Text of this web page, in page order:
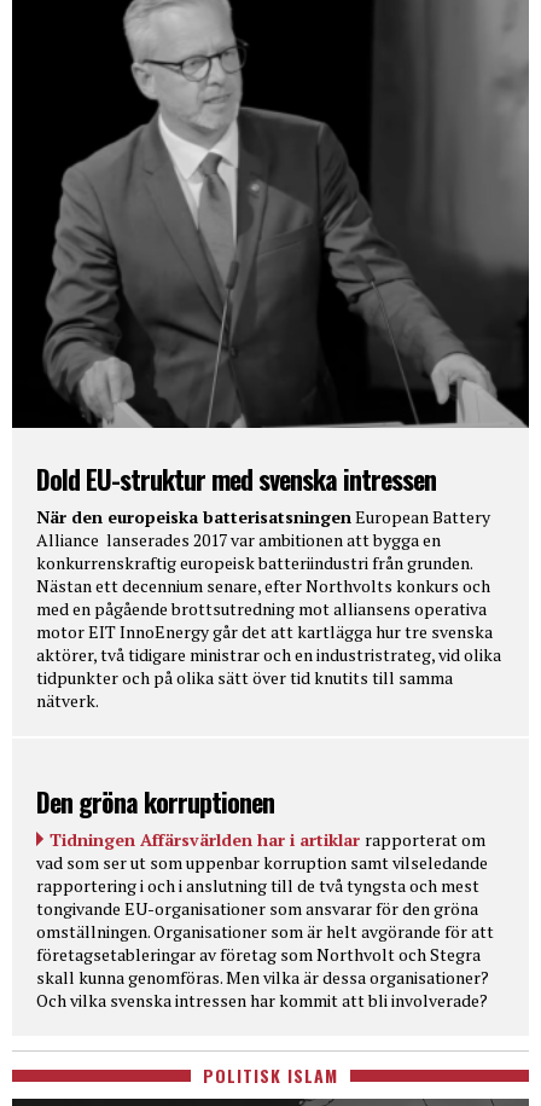
Dold EU-struktur med svenska intressen
När den europeiska batterisatsningen European Battery
Alliance lanserades 2017 var ambitionen att bygga en
konkurrenskraftig europeisk batteriindustri från grunden.
Nästan ett decennium senare, efter Northvolts konkurs och
med en pågående brottsutredning mot alliansens operativa
motor EIT InnoEnergy går det att kartlägga hur tre svenska
aktörer, två tidigare ministrar och en industristrateg, vid olika
tidpunkter och på olika sätt över tid knutits till samma
nätverk.
Den gröna korruptionen
Tidningen Affärsvärlden har i artiklar rapporterat om
vad som ser ut som uppenbar korruption samt vilseledande
rapportering i och i anslutning till de två tyngsta och mest
tongivande EU-organisationer som ansvarar för den gröna
omställningen. Organisationer som är helt avgörande för att
företagsetableringar av företag som Northvolt och Stegra
skall kunna genomföras. Men vilka är dessa organisationer?
Och vilka svenska intressen har kommit att bli involverade?
POLITISK ISLAM